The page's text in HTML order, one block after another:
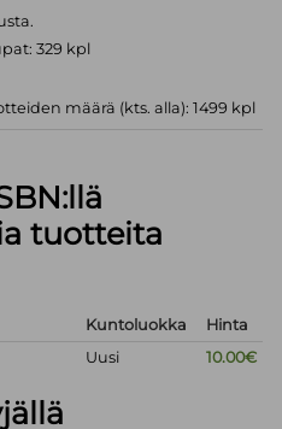
329 kpl
määrä (kts. alla): 1499 kpl
tuotteita
Kuntoluokka
Hinta
Uusi 10.00€